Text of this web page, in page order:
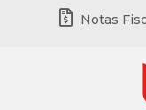
Notas